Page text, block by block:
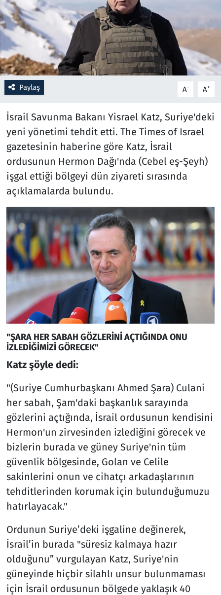
Paylaş A- A+
İsrail Savunma Bakanı Yisrael Katz, Suriye'deki
yeni yönetimi tehdit etti. The Times of Israel
gazetesinin haberine göre Katz, İsrail
ordusunun Hermon Dağı'nda (Cebel eş-Şeyh)
işgal ettiği bölgeyi dün ziyareti sırasında
açıklamalarda bulundu.
"ŞARA HER SABAH GÖZLERİNİ AÇTIĞINDA ONU
İZLEDİĞİMİZİ GÖRECEK"
Katz şöyle dedi:
"(Suriye Cumhurbaşkanı Ahmed Şara) Culani
her sabah, Şam'daki başkanlık sarayında
gözlerini açtığında, İsrail ordusunun kendisini
Hermon'un zirvesinden izlediğini görecek ve
bizlerin burada ve güney Suriye'nin tüm
güvenlik bölgesinde, Golan ve Celile
sakinlerini onun ve cihatçı arkadaşlarının
tehditlerinden korumak için bulunduğumuzu
hatırlayacak."
Ordunun Suriye’deki işgaline değinerek,
İsrail’in burada "süresiz kalmaya hazır
olduğunu” vurgulayan Katz, Suriye'nin
güneyinde hiçbir silahlı unsur bulunmaması
için İsrail ordusunun bölgede yaklaşık 40
Sağlık
Savunma Sanayi
Seçim 2023
Spor
Teknoloji ve Bilim
Televizyon